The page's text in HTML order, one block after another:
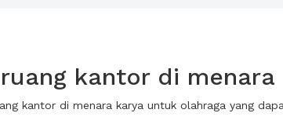
kantor di
kantor di menara karya untuk olahraga yang